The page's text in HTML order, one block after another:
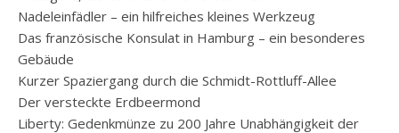
Nadeleinfädler – ein hilfreiches kleines Werkzeug
Das französische Konsulat in Hamburg – ein besonderes
Gebäude
Kurzer Spaziergang durch die Schmidt-Rottluff-Allee
Der versteckte Erdbeermond
Liberty: Gedenkmünze zu 200 Jahre Unabhängigkeit der